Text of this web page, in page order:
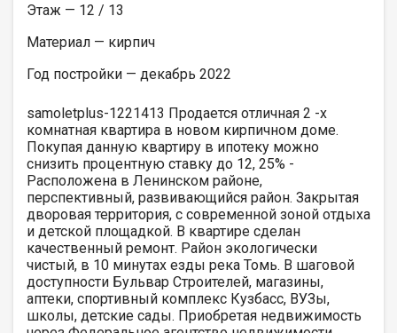
Этаж — 12 / 13
Материал — кирпич
Год постройки — декабрь 2022
samoletplus-1221413 Продается отличная 2 -х
комнатная квартира в новом кирпичном доме.
Покупая данную квартиру в ипотеку можно
снизить процентную ставку до 12, 25% -
Расположена в Ленинском районе,
перспективный, развивающийся район. Закрытая
дворовая территория, с современной зоной отдыха
и детской площадкой. В квартире сделан
качественный ремонт. Район экологически
чистый, в 10 минутах езды река Томь. В шаговой
доступности Бульвар Строителей, магазины,
аптеки, спортивный комплекс Кузбасс, ВУЗы,
школы, детские сады. Приобретая недвижимость